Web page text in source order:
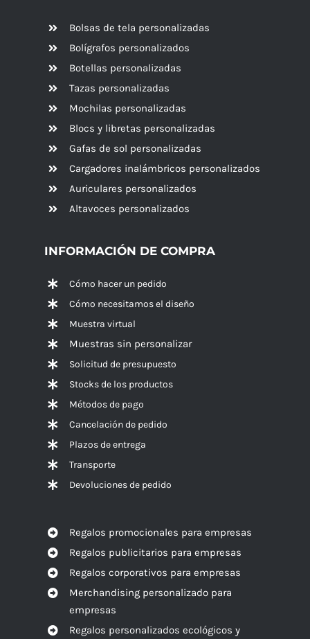
Bolsas de tela personalizadas
Bolígrafos personalizados
Botellas personalizadas
Tazas personalizadas
Mochilas personalizadas
Blocs y libretas personalizadas
Gafas de sol personalizadas
Cargadores inalámbricos personalizados
Auriculares personalizados
Altavoces personalizados
INFORMACIÓN DE COMPRA
Cómo hacer un pedido
Cómo necesitamos el diseño
Muestra virtual
Muestras sin personalizar
Solicitud de presupuesto
Stocks de los productos
Métodos de pago
Cancelación de pedido
Plazos de entrega
Transporte
Devoluciones de pedido
Regalos promocionales para empresas
Regalos publicitarios para empresas
Regalos corporativos para empresas
Merchandising personalizado para
empresas
Regalos personalizados ecológicos y